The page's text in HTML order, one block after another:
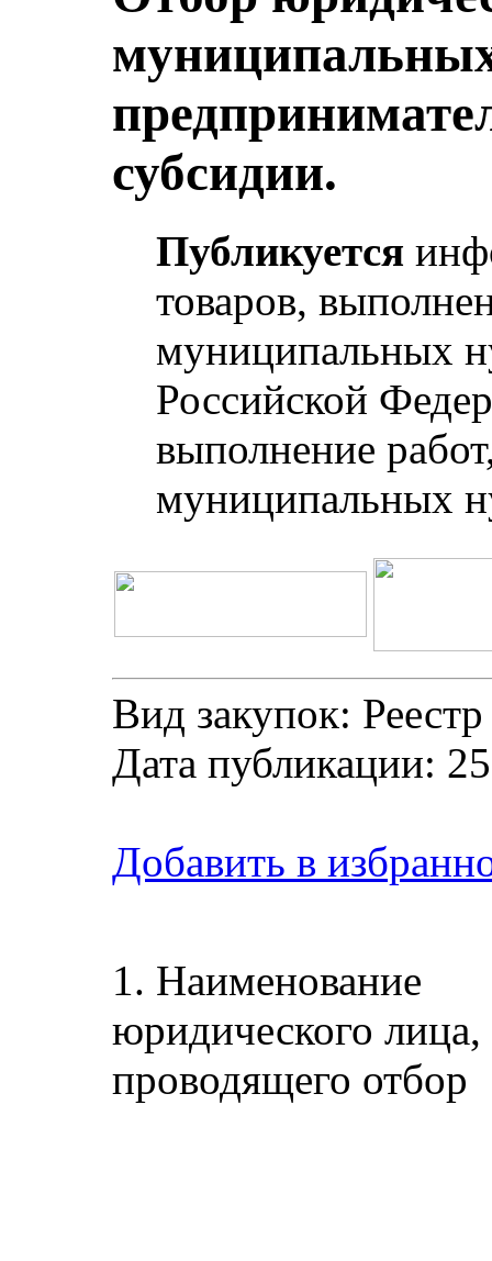
субсидии.
Публикуется
товаров,
муниципальных
Российской
выполнение
муниципальных
Вид закупок:
Дата публикации:
Добавить в
1. Наименование
юридического лица,
проводящего отбор